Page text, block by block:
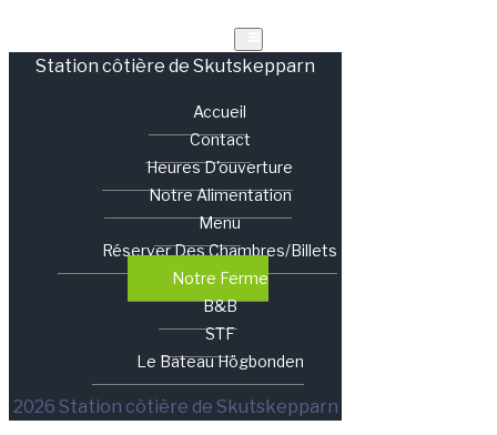
Station côtière de Skutskepparn
Accueil
Contact
Heures D'ouverture
Notre Alimentation
Menu
Réserver Des Chambres/billets
Notre Ferme
B&B
STF
Le Bateau Högbonden
2026 Station côtière de Skutskepparn